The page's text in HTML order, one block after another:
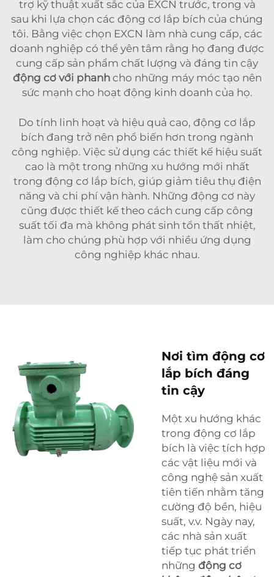
trợ kỹ thuật xuất sắc của EXCN trước, trong và
sau khi lựa chọn các động cơ lắp bích của chúng
tôi. Bằng việc chọn EXCN làm nhà cung cấp, các
doanh nghiệp có thể yên tâm rằng họ đang được
cung cấp sản phẩm chất lượng và đáng tin cậy
động cơ với phanh cho những máy móc tạo nên
sức mạnh cho hoạt động kinh doanh của họ.
Do tính linh hoạt và hiệu quả cao, động cơ lắp
bích đang trở nên phổ biến hơn trong ngành
công nghiệp. Việc sử dụng các thiết kế hiệu suất
cao là một trong những xu hướng mới nhất
trong động cơ lắp bích, giúp giảm tiêu thụ điện
năng và chi phí vận hành. Những động cơ này
cũng được thiết kế theo cách cung cấp công
suất tối đa mà không phát sinh tổn thất nhiệt,
làm cho chúng phù hợp với nhiều ứng dụng
công nghiệp khác nhau.
Nơi tìm động cơ
lắp bích đáng
tin cậy
Một xu hướng khác
trong động cơ lắp
bích là việc tích hợp
các vật liệu mới và
công nghệ sản xuất
tiên tiến nhằm tăng
cường độ bền, hiệu
suất, v.v. Ngày nay,
các nhà sản xuất
tiếp tục phát triển
những động cơ